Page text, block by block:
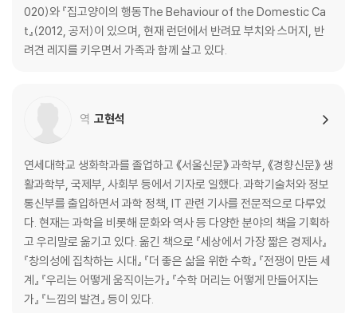
지, 온몸으로 말해요 | 꼬리가 보내는 의외의 메시지들
5 스킨십의 마법
6 눈으로 나누는 대화
눈을 통해 배워요 | 고양이와 까꿍 놀이 | 절대 고양이를 똑바로 쳐다봐선
안 돼 | 집사의 도움이 필요한 순간 | 무엇을 보고 있는 걸까 | 고양이는 가
리키기의 의미를 알까 | 천천히 눈을 깜빡이면
7 고양이의 성격을 파헤치다
020)와 『집고양이의 행동The Behaviour of the Domestic Ca
t』(2012, 공저)이 있으며, 현재 런던에서 반려묘 부치와 스머지, 반
려견 레지를 키우면서 가족과 함께 살고 있다.
역 고현석
연세대학교 생화학과를 졸업하고 《서울신문》 과학부, 《경향신문》 생
활과학부, 국제부, 사회부 등에서 기자로 일했다. 과학기술처와 정보
통신부를 출입하면서 과학 정책, IT 관련 기사를 전문적으로 다루었
다. 현재는 과학을 비롯해 문화와 역사 등 다양한 분야의 책을 기획하
고 우리말로 옮기고 있다. 옮긴 책으로 『세상에서 가장 짧은 경제사』
『창의성에 집착하는 시대』 『더 좋은 삶을 위한 수학』 『전쟁이 만든 세
계』 『우리는 어떻게 움직이는가』 『수학 머리는 어떻게 만들어지는
가』 『느낌의 발견』 등이 있다.